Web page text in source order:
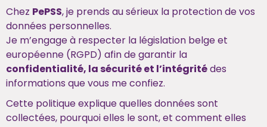
Chez PePSS, je prends au sérieux la protection de vos
données personnelles.
Je m’engage à respecter la législation belge et
européenne (RGPD) afin de garantir la
confidentialité, la sécurité et l’intégritédes
informations que vous me confiez.
Cette politique explique quelles données sont
collectées, pourquoi elles le sont, et comment elles